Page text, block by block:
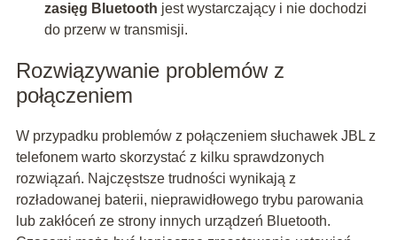
zasięg Bluetooth jest wystarczający i nie dochodzi
do przerw w transmisji.
Rozwiązywanie problemów z
połączeniem
W przypadku problemów z połączeniem słuchawek JBL z
telefonem warto skorzystać z kilku sprawdzonych
rozwiązań. Najczęstsze trudności wynikają z
rozładowanej baterii, nieprawidłowego trybu parowania
lub zakłóceń ze strony innych urządzeń Bluetooth.